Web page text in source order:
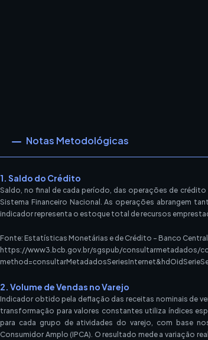
Notas Metodológicas
1. Saldo do Crédito
Saldo, no final de cada período, das operações de
Sistema Financeiro Nacional. As operações abrangem
indicador representa o estoque total de recursos
Fonte: Estatísticas Monetárias e de Crédito – Banco
https://www3.bcb.gov.br/sgspub/consultarmetadados/
2. Volume de Vendas no Varejo
Indicador obtido pela deflação das receitas nominais de
transformação para valores constantes utiliza índices
para cada grupo de atividades do varejo, com base
Consumidor Amplo (IPCA). O resultado mede a variação